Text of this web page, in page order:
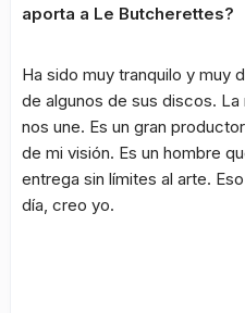
aporta a Le Butcherettes?
Ha sido muy tranquilo y muy
de algunos de sus discos.
nos une. Es un gran
de mi visión. Es un hombre
entrega sin límites al arte.
día, creo yo.